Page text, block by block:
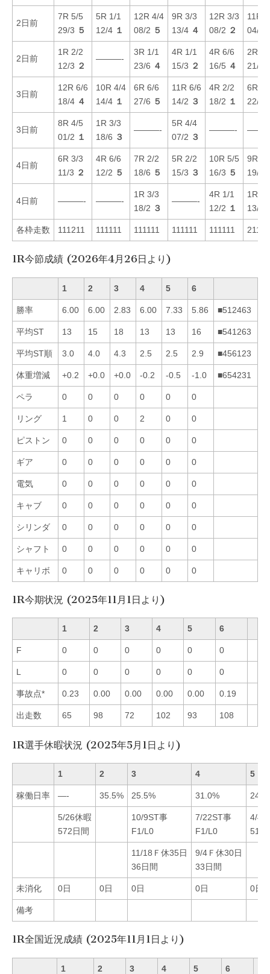
2日前
7R 5/5
29/3 ５
5R 1/1
12/4 １
12R 4/4
08/2 ５
9R 3/3
13/4 ４
12R 3/3
08/2 ２
11R
04/1
2日前
1R 2/2
12/3 ２
———-
3R 1/1
23/6 ４
4R 1/1
15/3 ２
4R 6/6
16/5 ４
2R 2/
21/2
3日前
12R 6/6
18/4 ４
10R 4/4
14/4 １
6R 6/6
27/6 ５
11R 6/6
14/2 ３
4R 2/2
18/2 １
6R 4/
22/5
3日前
8R 4/5
01/2 １
1R 3/3
18/6 ３
———-
5R 4/4
07/2 ３
———-
4日前
6R 3/3
11/3 ２
4R 6/6
12/2 ５
7R 2/2
18/6 ５
5R 2/2
15/3 ３
10R 5/5
16/3 ５
9R 5/
19/1
4日前 ———- ———-
1R 3/3
18/2 ３
———-
4R 1/1
12/2 １
1R 1/
13/1
各枠走数 111211 111111 111111 111111 111111
1R今節成績 (2026年4月26日より)
1 2 3 4 5 6
勝率 6.00 6.00 2.83 6.00 7.33 5.86 ■512463
平均ST 13 15 18 13 13 16 ■541263
平均ST順 3.0 4.0 4.3 2.5 2.5 2.9 ■456123
体重増減 +0.2 +0.0 +0.0 -0.2 -0.5 -1.0 ■654231
ペラ 0 0 0 0 0 0
リング 1 0 0 2 0 0
ピストン 0 0 0 0 0 0
ギア 0 0 0 0 0 0
電気 0 0 0 0 0 0
キャブ 0 0 0 0 0 0
シリンダ 0 0 0 0 0 0
シャフト 0 0 0 0 0 0
キャリボ 0 0 0 0 0 0
1R今期状況 (2025年11月1日より)
1 2 3 4 5 6
F 0 0 0 0 0 0
L 0 0 0 0 0 0
事故点* 0.23 0.00 0.00 0.00 0.00 0.19
出走数 65 98 72 102 93 108
1R選手休暇状況 (2025年5月1日より)
1 2 3 4 5
稼働日率 —- 35.5% 25.5% 31.0%
5/26休暇
572日間
10/9ST事
F1/L0
7/22ST事
F1/L0
4/4
51日
11/18Ｆ休35日
36日間
9/4Ｆ休30日
33日間
未消化 0日 0日 0日 0日 0日
備考
1R全国近況成績 (2025年11月1日より)
1 2 3 4 5 6